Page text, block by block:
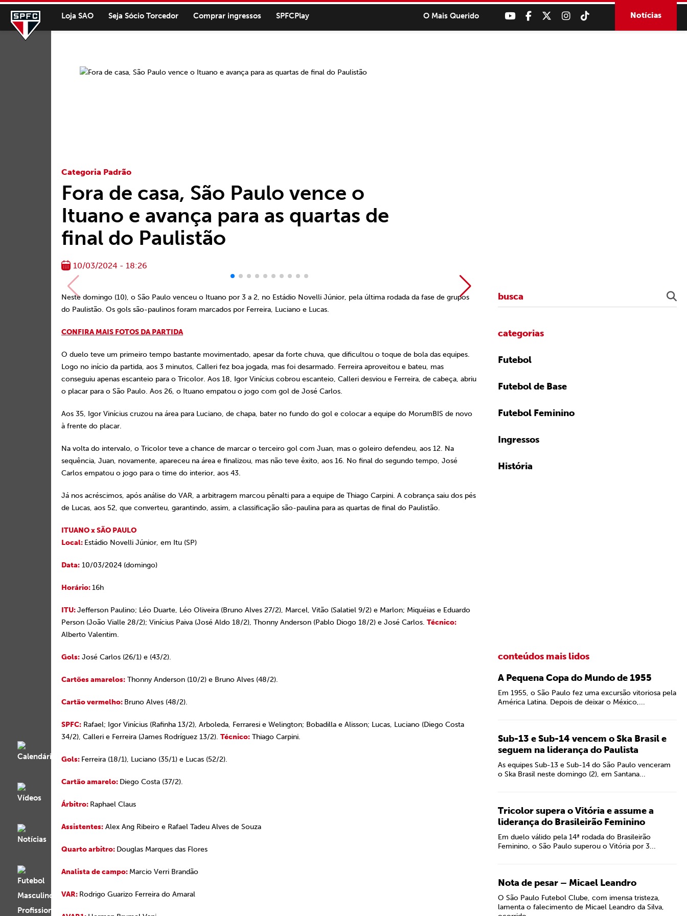
Loja SAO Seja Sócio Torcedor Comprar ingressos SPFCPlay O Mais Querido Notícias
Categoria Padrão
Fora de casa, São Paulo vence o
Ituano e avança para as quartas de
final do Paulistão
10/03/2024 - 18:26
Neste domingo (10), o São Paulo venceu o Ituano por 3 a 2, no Estádio Novelli Júnior, pela última rodada da fase de grupos
do Paulistão. Os gols são-paulinos foram marcados por Ferreira, Luciano e Lucas.
CONFIRA MAIS FOTOS DA PARTIDA
O duelo teve um primeiro tempo bastante movimentado, apesar da forte chuva, que dificultou o toque de bola das equipes.
Logo no início da partida, aos 3 minutos, Calleri fez boa jogada, mas foi desarmado. Ferreira aproveitou e bateu, mas
conseguiu apenas escanteio para o Tricolor. Aos 18, Igor Vinícius cobrou escanteio, Calleri desviou e Ferreira, de cabeça, abriu
o placar para o São Paulo. Aos 26, o Ituano empatou o jogo com gol de José Carlos.
Aos 35, Igor Vinícius cruzou na área para Luciano, de chapa, bater no fundo do gol e colocar a equipe do MorumBIS de novo
à frente do placar.
Na volta do intervalo, o Tricolor teve a chance de marcar o terceiro gol com Juan, mas o goleiro defendeu, aos 12. Na
sequência, Juan, novamente, apareceu na área e finalizou, mas não teve êxito, aos 16. No final do segundo tempo, José
Carlos empatou o jogo para o time do interior, aos 43.
Já nos acréscimos, após análise do VAR, a arbitragem marcou pênalti para a equipe de Thiago Carpini. A cobrança saiu dos pés
de Lucas, aos 52, que converteu, garantindo, assim, a classificação são-paulina para as quartas de final do Paulistão.
ITUANO x SÃO PAULO
Local: Estádio Novelli Júnior, em Itu (SP)
Data: 10/03/2024 (domingo)
Horário:16h
ITU:Jefferson Paulino; Léo Duarte, Léo Oliveira (Bruno Alves 27/2), Marcel, Vitão (Salatiel 9/2) e Marlon; Miquéias e Eduardo
Person (João Vialle 28/2); Vinícius Paiva (José Aldo 18/2), Thonny Anderson (Pablo Diogo 18/2) e José Carlos. Técnico:
Alberto Valentim.
Gols: José Carlos (26/1) e (43/2).
Cartões amarelos: Thonny Anderson (10/2) e Bruno Alves (48/2).
Cartão vermelho: Bruno Alves (48/2).
SPFC: Rafael; Igor Vinícius (Rafinha 13/2), Arboleda, Ferraresi e Welington; Bobadilla e Alisson; Lucas, Luciano (Diego Costa
34/2), Calleri e Ferreira (James Rodríguez 13/2). Técnico: Thiago Carpini.
Gols: Ferreira (18/1), Luciano (35/1) e Lucas (52/2).
Cartão amarelo: Diego Costa (37/2).
Árbitro: Raphael Claus
Assistentes: Alex Ang Ribeiro e Rafael Tadeu Alves de Souza
Quarto arbitro: Douglas Marques das Flores
Analista de campo: Marcio Verri Brandão
VAR: Rodrigo Guarizo Ferreira do Amaral
categorias
Futebol
Futebol de Base
Futebol Feminino
Ingressos
História
conteúdos mais lidos
A Pequena Copa do Mundo de 1955
Em 1955, o São Paulo fez uma excursão vitoriosa pela
América Latina. Depois de deixar o México,...
Sub-13 e Sub-14 vencem o Ska Brasil e
seguem na liderança do Paulista
As equipes Sub-13 e Sub-14 do São Paulo venceram
o Ska Brasil neste domingo (2), em Santana...
Tricolor supera o Vitória e assume a
liderança do Brasileirão Feminino
Em duelo válido pela 14ª rodada do Brasileirão
Feminino, o São Paulo superou o Vitória por 3...
Nota de pesar – Micael Leandro
O São Paulo Futebol Clube, com imensa tristeza,
lamenta o falecimento de Micael Leandro da Silva,